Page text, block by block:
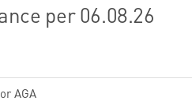
per 06.08.26
AGA